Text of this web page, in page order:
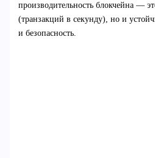
производительность блокчейна —
(транзакций в секунду), но и
и безопасность.